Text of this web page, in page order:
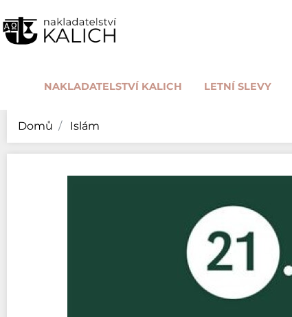
NAKLADATELSTVÍ KALICH LETNÍ SLEVY
Domů Islám